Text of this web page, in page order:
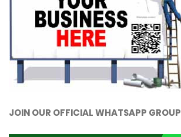
JOIN OUR OFFICIAL WHATSAPP GROUP